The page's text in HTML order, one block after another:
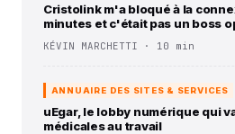
Cristolink m'a bloqué à la
minutes et c'était pas un boss
KÉVIN MARCHETTI · 10 min
ANNUAIRE DES SITES & SERVICES
uEgar, le lobby numérique qui
médicales au travail